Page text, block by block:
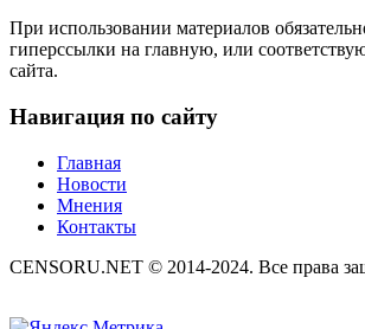
При использовании материалов
гиперссылки на главную, или
сайта.
Навигация по сайту
Главная
Новости
Мнения
Контакты
CENSORU.NET © 2014-2024. Все права